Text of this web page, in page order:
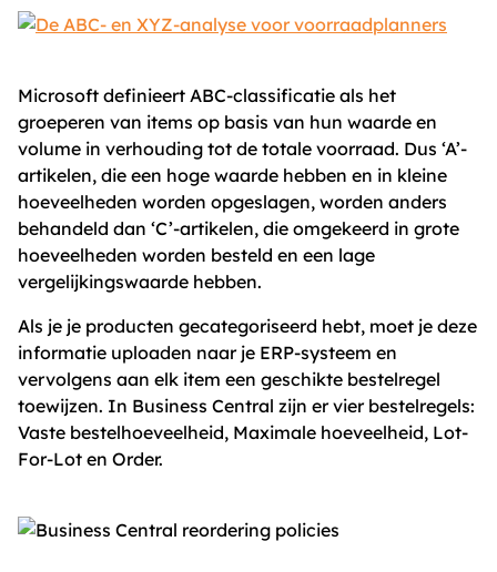
Microsoft definieert ABC-classificatie als het
groeperen van items op basis van hun waarde en
volume in verhouding tot de totale voorraad. Dus ‘A’-
artikelen, die een hoge waarde hebben en in kleine
hoeveelheden worden opgeslagen, worden anders
behandeld dan ‘C’-artikelen, die omgekeerd in grote
hoeveelheden worden besteld en een lage
vergelijkingswaarde hebben.
Als je je producten gecategoriseerd hebt, moet je deze
informatie uploaden naar je ERP-systeem en
vervolgens aan elk item een ​​geschikte bestelregel
toewijzen. In Business Central zijn er vier bestelregels:
Vaste bestelhoeveelheid, Maximale hoeveelheid, Lot-
For-Lot en Order.